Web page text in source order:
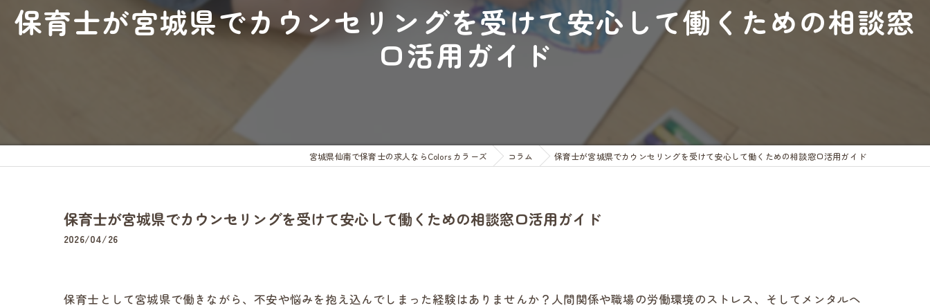
完全週休2日制
転職
未経験
小規模認可保育園 Colors カラーズ しろいし園
保育士が宮城県でカウンセリングを受けて安心して働くための相談窓
口活用ガイド
宮城県仙南で保育士の求人ならColors カラーズ コラム 保育士が宮城県でカウンセリングを受けて安心して働くための相談窓口活用ガイド
保育士が宮城県でカウンセリングを受けて安心して働くための相談窓口活用ガイド
2026/04/26
保育士として宮城県で働きながら、不安や悩みを抱え込んでしまった経験はありませんか？人間関係や職場の労働環境のストレス、そしてメンタルヘ